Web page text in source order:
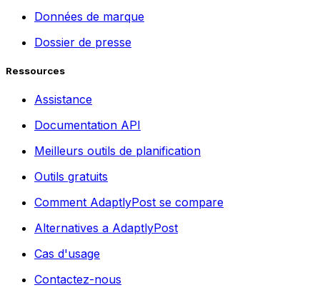
Données de marque
Dossier de presse
Ressources
Assistance
Documentation API
Meilleurs outils de planification
Outils gratuits
Comment AdaptlyPost se compare
Alternatives a AdaptlyPost
Cas d'usage
Contactez-nous